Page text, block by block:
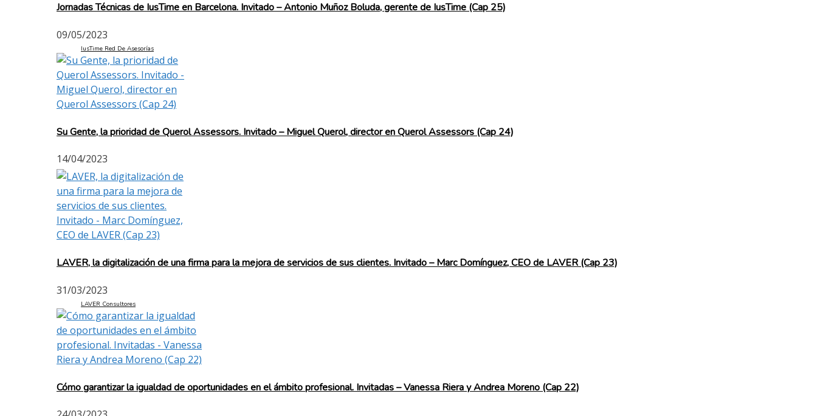
Jornadas Técnicas de IusTime en Barcelona. Invitado – Antonio Muñoz Boluda, gerente de IusTime (Cap 25)
09/05/2023
IusTime Red De Asesorías
Su Gente, la prioridad de Querol Assessors. Invitado – Miguel Querol, director en Querol Assessors (Cap 24)
14/04/2023
LAVER, la digitalización de una firma para la mejora de servicios de sus clientes. Invitado – Marc Domínguez, CEO de LAVER (Cap 23)
31/03/2023
LAVER Consultores
Cómo garantizar la igualdad de oportunidades en el ámbito profesional. Invitadas – Vanessa Riera y Andrea Moreno (Cap 22)